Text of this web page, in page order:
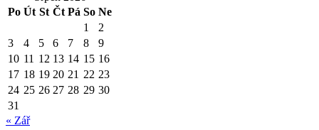
Po Út St Čt Pá So Ne
1
2
3
4 5 6 7 8
9
10 11 12 13 14 15 16
17 18 19 20 21 22 23
24 25 26 27 28 29 30
31
« Zář